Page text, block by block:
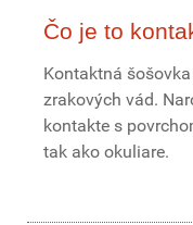
Čo je to
Kontaktná
zrakových vád.
kontakte s
tak ako okuliare.